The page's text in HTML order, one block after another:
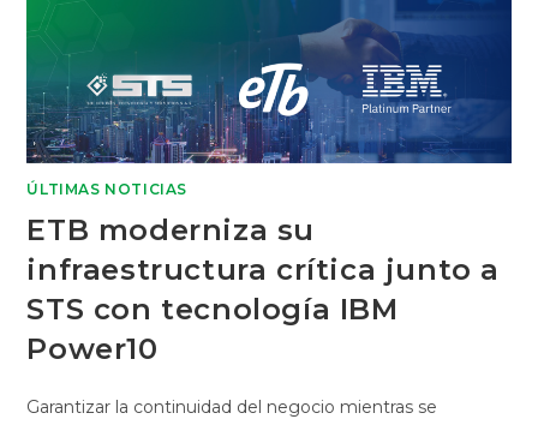
ÚLTIMAS NOTICIAS
ETB moderniza su
infraestructura crítica junto a
STS con tecnología IBM
Power10
Garantizar la continuidad del negocio mientras se